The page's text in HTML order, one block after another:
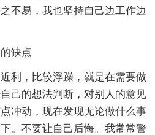
不易，我也坚持自己边工作边
缺点
利，比较浮躁，就是在需要做
己的想法判断，对别人的意见
冲动，现在发现无论做什么事
。不要让自己后悔。我常常警